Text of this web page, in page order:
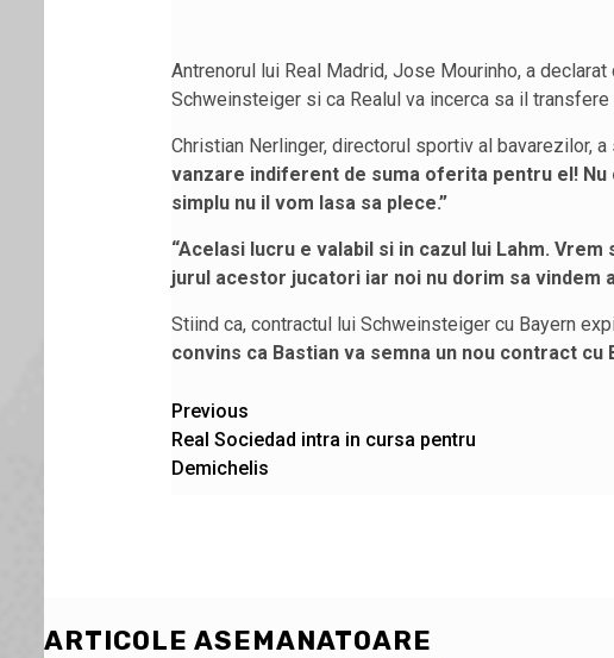
Antrenorul lui Real Madrid, Jose Mourinho, a
Schweinsteiger si ca Realul va incerca sa il transfere
Christian Nerlinger, directorul sportiv al bavarezilor, a
vanzare indiferent de suma oferita pentru el!
simplu nu il vom lasa sa plece.”
“Acelasi lucru e valabil si in cazul lui Lahm.
jurul acestor jucatori iar noi nu dorim sa vindem
Stiind ca, contractul lui Schweinsteiger cu Bayern
convins ca Bastian va semna un nou contract cu
Post
navigation
Previous
Real Sociedad intra in cursa pentru
Demichelis
ARTICOLE ASEMANATOARE